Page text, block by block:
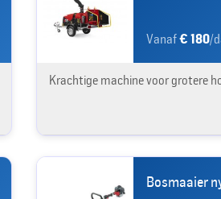
Vanaf€ 180/
Krachtige machine voor grotere
Bosmaaier